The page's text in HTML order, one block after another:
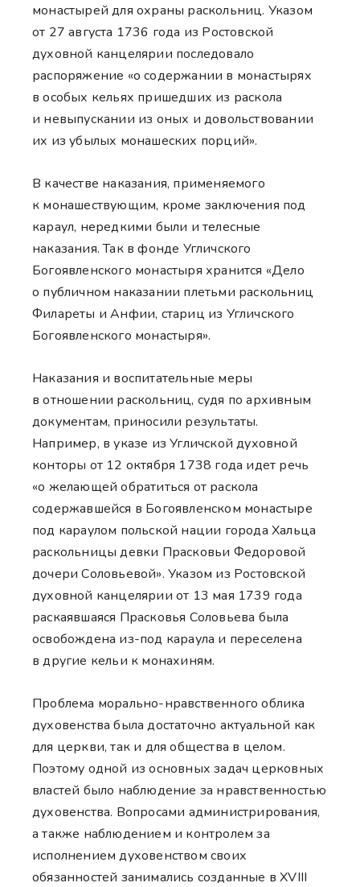
монастырей для охраны раскольниц. Указом
от 27 августа 1736 года из Ростовской
духовной канцелярии последовало
распоряжение «о содержании в монастырях
в особых кельях пришедших из раскола
и невыпускании из оных и довольствовании
их из убылых монашеских порций».
В качестве наказания, применяемого
к монашествующим, кроме заключения под
караул, нередкими были и телесные
наказания. Так в фонде Угличского
Богоявленского монастыря хранится «Дело
о публичном наказании плетьми раскольниц
Филареты и Анфии, стариц из Угличского
Богоявленского монастыря».
Наказания и воспитательные меры
в отношении раскольниц, судя по архивным
документам, приносили результаты.
Например, в указе из Угличской духовной
конторы от 12 октября 1738 года идет речь
«о желающей обратиться от раскола
содержавшейся в Богоявленском монастыре
под караулом польской нации города Хальца
раскольницы девки Прасковьи Федоровой
дочери Соловьевой». Указом из Ростовской
духовной канцелярии от 13 мая 1739 года
раскаявшаяся Прасковья Соловьева была
освобождена из-под караула и переселена
в другие кельи к монахиням.
Проблема морально-нравственного облика
духовенства была достаточно актуальной как
для церкви, так и для общества в целом.
Поэтому одной из основных задач церковных
властей было наблюдение за нравственностью
духовенства. Вопросами администрирования,
а также наблюдением и контролем за
исполнением духовенством своих
обязанностей занимались созданные в XVIII